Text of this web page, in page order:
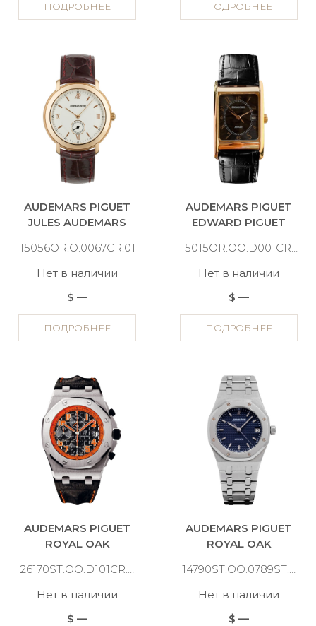
ПОДРОБНЕЕ ПОДРОБНЕЕ
AUDEMARS PIGUET
JULES AUDEMARS
15056OR.O.0067CR.01
Нет в наличии
$ —
ПОДРОБНЕЕ
AUDEMARS PIGUET
EDWARD PIGUET
15015OR.OO.D001CR.02
Нет в наличии
$ —
ПОДРОБНЕЕ
AUDEMARS PIGUET
ROYAL OAK
26170ST.OO.D101CR.01
Нет в наличии
$ —
AUDEMARS PIGUET
ROYAL OAK
14790ST.OO.0789ST.01
Нет в наличии
$ —